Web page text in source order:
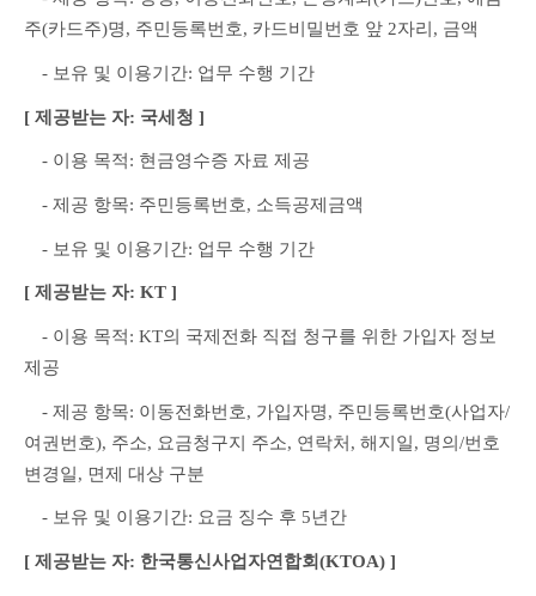
주(카드주)명, 주민등록번호, 카드비밀번호 앞 2자리, 금액
- 보유 및 이용기간: 업무 수행 기간
[ 제공받는 자: 국세청 ]
- 이용 목적: 현금영수증 자료 제공
- 제공 항목: 주민등록번호, 소득공제금액
- 보유 및 이용기간: 업무 수행 기간
[ 제공받는 자: KT ]
- 이용 목적: KT의 국제전화 직접 청구를 위한 가입자 정보
제공
- 제공 항목: 이동전화번호, 가입자명, 주민등록번호(사업자/
여권번호), 주소, 요금청구지 주소, 연락처, 해지일, 명의/번호
변경일, 면제 대상 구분
- 보유 및 이용기간: 요금 징수 후 5년간
[ 제공받는 자: 한국통신사업자연합회(KTOA) ]